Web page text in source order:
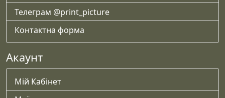
Телеграм @print_picture
Контактна форма
Акаунт
Мій Кабінет